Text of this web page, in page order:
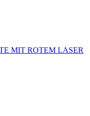
MIT ROTEM LASER